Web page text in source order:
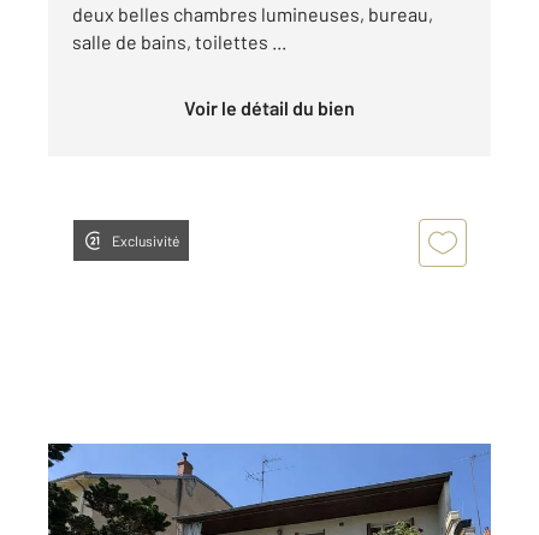
deux belles chambres lumineuses, bureau,
salle de bains, toilettes ...
Voir le détail du bien
Exclusivité
CHATEAUROUX 36
125 m2, 6 pièces
Ref : 9236